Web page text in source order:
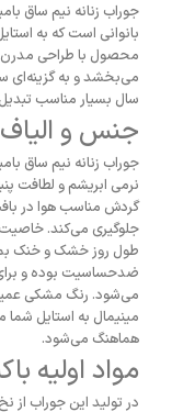
جوراب زنانه نیم ساق
بانوانی است که به
محصول با طراحی
می‌بخشد و به گزینه‌ای
سال بسیار مناسب
جنس و الیاف
جوراب زنانه نیم ساق
نرمی ابریشم و لطافت
گردش مناسب هوا در
جلوگیری می‌کند. خاصیت
طول روز خشک و خنک
ضدحساسیت بوده و
می‌شود. رنگ مشکی
مینیمال به استایل
هماهنگ می‌شود.
مواد اولیه
در تولید این جوراب از